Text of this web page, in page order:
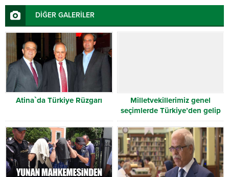
DİĞER GALERİLER
Atina`da Türkiye Rüzgarı
Milletvekillerimiz genel
seçimlerde Türkiye’den gelip
oy kullanan Batı Trakya
Türklerine teşekkür etti